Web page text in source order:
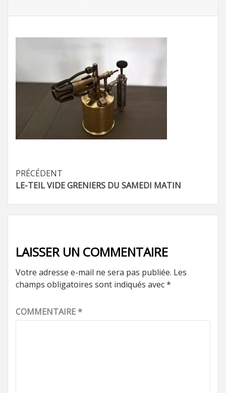
Navigation
d’article
PRÉCÉDENT
LE-TEIL VIDE GRENIERS DU SAMEDI MATIN
LAISSER UN COMMENTAIRE
Votre adresse e-mail ne sera pas publiée. Les
champs obligatoires sont indiqués avec*
COMMENTAIRE*